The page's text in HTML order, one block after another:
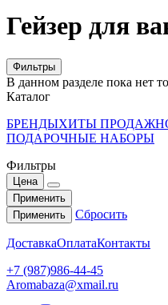
Гейзер для
Фильтры
В данном разделе пока нет
Каталог
БРЕНДЫХИТЫ ПРОДАЖ
ПОДАРОЧНЫЕ НАБОРЫ
Фильтры
Цена
Применить
Применить
Сбросить
ДоставкаОплатаКонтакты
+7 (987)986-44-45
Aromabaza@xmail.ru